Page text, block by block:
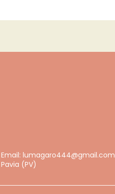
Email: lumagaro444@gmail.com
Pavia (PV)